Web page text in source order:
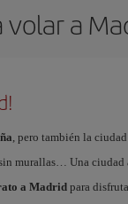
a
, pero también la
murallas… Una
a Madridpara